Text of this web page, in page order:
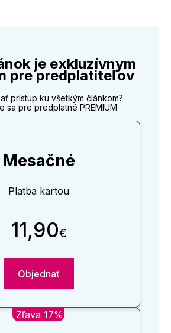
je exkluzívnym
pre predplatiteľov
prístup ku všetkým článkom?
sa pre predplatné PREMIUM
Mesačné
Platba kartou
11,90€
Objednať
Zľava 17%